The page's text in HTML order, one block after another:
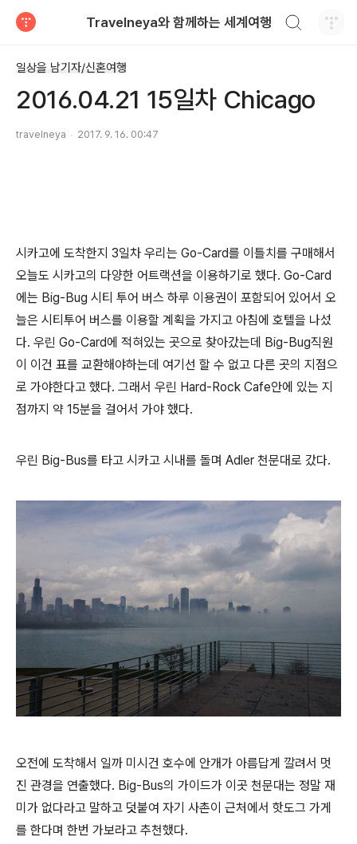
Travelneya와 함께하는 세계여행
일상을 남기자/신혼여행
2016.04.21 15일차 Chicago
travelneya 2017. 9. 16. 00:47
시카고에 도착한지 3일차 우리는 Go-Card를 이틀치를 구매해서
오늘도 시카고의 다양한 어트랙션을 이용하기로 했다. Go-Card
에는 Big-Bug 시티 투어 버스 하루 이용권이 포함되어 있어서 오
늘은 시티투어 버스를 이용할 계획을 가지고 아침에 호텔을 나섰
다. 우린 Go-Card에 적혀있는 곳으로 찾아갔는데 Big-Bug직원
이 이건 표를 교환해야하는데 여기선 할 수 없고 다른 곳의 지점으
로 가야한다고 했다. 그래서 우린 Hard-Rock Cafe안에 있는 지
점까지 약 15분을 걸어서 가야 했다.
우린 Big-Bus를 타고 시카고 시내를 돌며 Adler 천문대로 갔다.
오전에 도착해서 일까 미시건 호수에 안개가 아름답게 깔려서 멋
진 관경을 연출했다. Big-Bus의 가이드가 이곳 천문대는 정말 재
미가 없다라고 말하고 덧붙여 자기 사촌이 근처에서 핫도그 가게
를 한다며 한번 가보라고 추천했다.